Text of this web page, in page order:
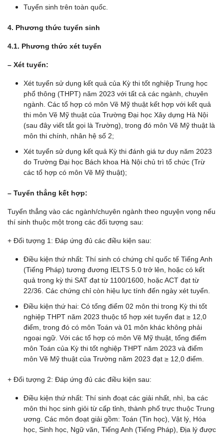
Tuyển sinh trên toàn quốc.
4. Phương thức tuyển sinh
4.1. Phương thức xét tuyển
– Xét tuyển:
Xét tuyển sử dụng kết quả của Kỳ thi tốt nghiệp Trung học
phổ thông (THPT) năm 2023 với tất cả các ngành, chuyên
ngành. Các tổ hợp có môn Vẽ Mỹ thuật kết hợp với kết quả
thi môn Vẽ Mỹ thuật của Trường Đại học Xây dựng Hà Nội
(sau đây viết tắt gọi là Trường), trong đó môn Vẽ Mỹ thuật là
môn thi chính, nhân hệ số 2;
Xét tuyển sử dụng kết quả Kỳ thi đánh giá tư duy năm 2023
do Trường Đại học Bách khoa Hà Nội chủ trì tổ chức (Trừ
các tổ hợp có môn Vẽ Mỹ thuật);
– Tuyển thẳng kết hợp:
Tuyển thẳng vào các ngành/chuyên ngành theo nguyện vọng nếu
thí sinh thuộc một trong các đối tượng sau:
+ Đối tượng 1: Đáp ứng đủ các điều kiện sau:
Điều kiện thứ nhất: Thí sinh có chứng chỉ quốc tế Tiếng Anh
(Tiếng Pháp) tương đương IELTS 5.0 trở lên, hoặc có kết
quả trong kỳ thi SAT đạt từ 1100/1600, hoặc ACT đạt từ
22/36. Các chứng chỉ còn hiệu lực tính đến ngày xét tuyển.
Điều kiện thứ hai: Có tổng điểm 02 môn thi trong Kỳ thi tốt
nghiệp THPT năm 2023 thuộc tổ hợp xét tuyển đạt ≥ 12,0
điểm, trong đó có môn Toán và 01 môn khác không phải
ngoại ngữ. Với các tổ hợp có môn Vẽ Mỹ thuật, tổng điểm
môn Toán của Kỳ thi tốt nghiệp THPT năm 2023 và điểm
môn Vẽ Mỹ thuật của Trường năm 2023 đạt ≥ 12,0 điểm.
+ Đối tượng 2: Đáp ứng đủ các điều kiện sau:
Điều kiện thứ nhất: Thí sinh đoạt các giải nhất, nhì, ba các
môn thi học sinh giỏi từ cấp tỉnh, thành phố trực thuộc Trung
ương. Các môn đoạt giải gồm: Toán (Tin học), Vật lý, Hóa
học, Sinh học, Ngữ văn, Tiếng Anh (Tiếng Pháp), Địa lý được